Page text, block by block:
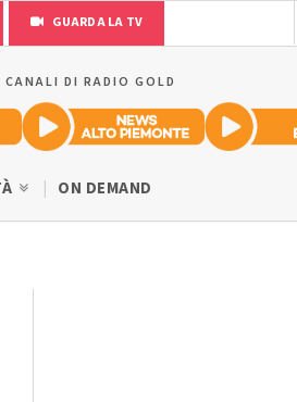
GUARDA LA TV
DI RADIO GOLD
ON DEMAND